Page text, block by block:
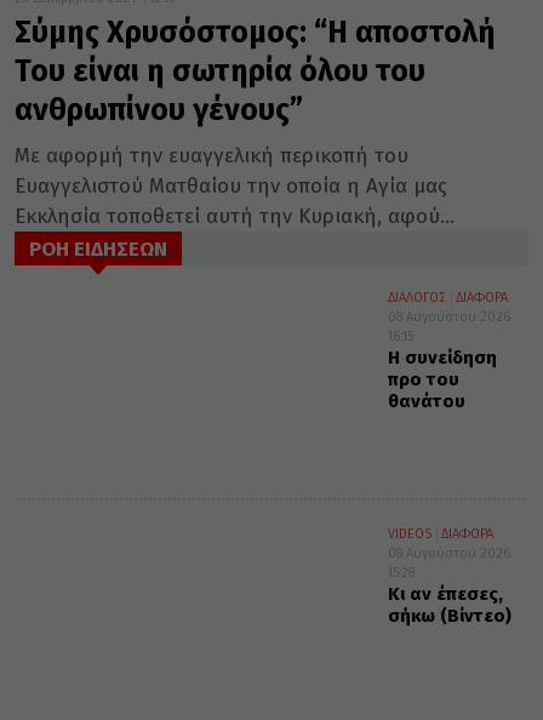
Σύμης Χρυσόστομος: “Η αποστολή
Του είναι η σωτηρία όλου του
ανθρωπίνου γένους”
Με αφορμή την ευαγγελική περικοπή του
Ευαγγελιστού Ματθαίου την οποία η Αγία μας
Εκκλησία τοποθετεί αυτή την Κυριακή, αφού...
ΡΟΗ ΕΙΔΗΣΕΩΝ
ΔΙΑΛΟΓΟΣ
ΔΙΑΦΟΡΑ
08 Αυγούστου 2026
16:15
Η συνείδηση
προ του
θανάτου
VIDEOS
ΔΙΑΦΟΡΑ
08 Αυγούστου 2026
15:28
Κι αν έπεσες,
σήκω (Βίντεο)